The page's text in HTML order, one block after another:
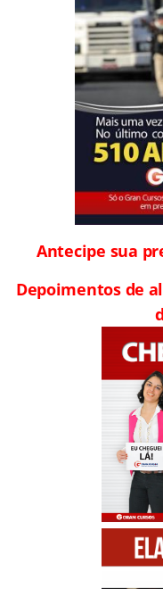
Antecipe sua
Depoimentos de